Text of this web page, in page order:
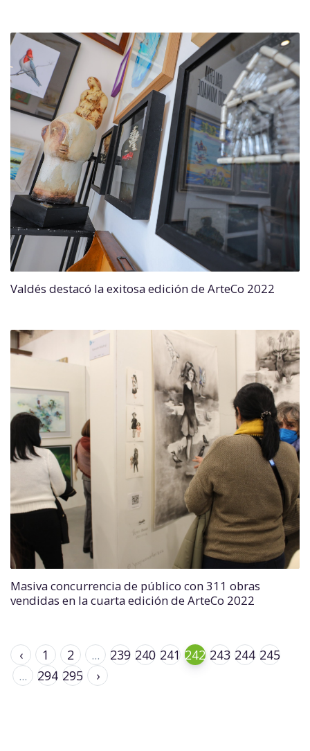
Valdés destacó la exitosa edición de ArteCo 2022
Masiva concurrencia de público con 311 obras
vendidas en la cuarta edición de ArteCo 2022
‹ 1 2 ... 239 240 241 242 243 244 245
...
294 295 ›